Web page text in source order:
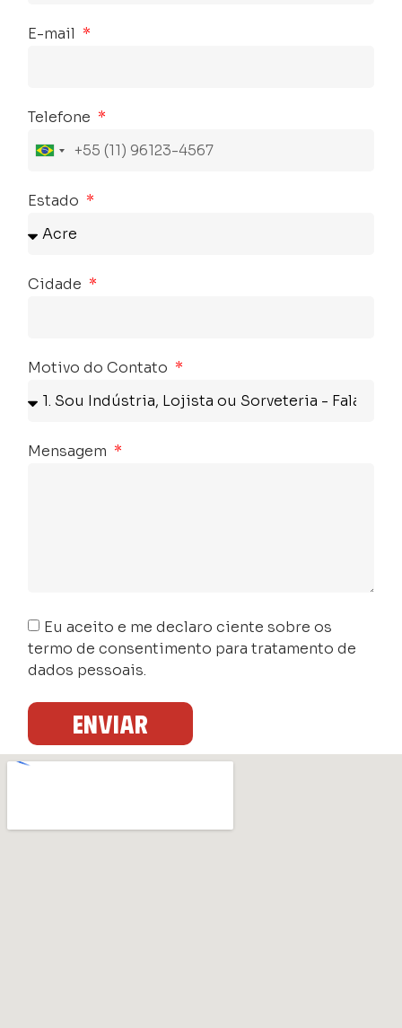
E-mail
Telefone
Brasil
Estado
Cidade
Motivo do Contato
Mensagem
Eu aceito e me declaro ciente sobre os
termo de consentimento para tratamento de
dados pessoais.
Enviar